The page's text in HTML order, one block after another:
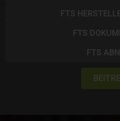
FTS
FTS
FTS